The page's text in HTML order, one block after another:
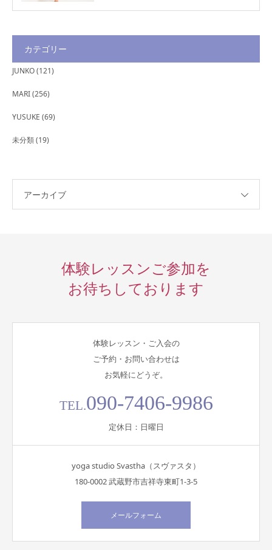
カテゴリー
JUNKO(121)
MARI(256)
YUSUKE (69)
未分類(19)
アーカイブ
体験レッスンご参加を
お待ちしております
体験レッスン・ご入会の
ご予約・お問い合わせは
お気軽にどうぞ。
TEL.090-7406-9986
定休日：日曜日
yoga studio Svastha（スヴァスタ）
180-0002 武蔵野市吉祥寺東町1-3-5
メールフォーム